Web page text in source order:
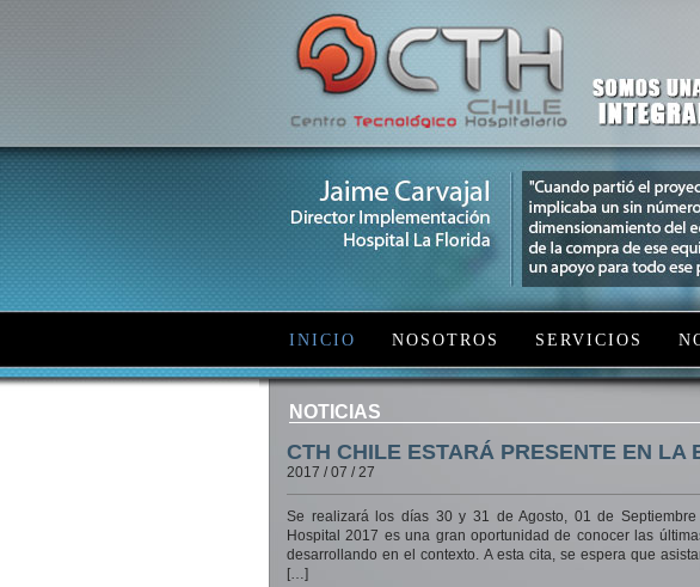
INICIO NOSOTROS SERVICIOS
NOTICIAS
CTH CHILE ESTARÁ PRESENTE EN LA
2017 / 07 / 27
Se realizará los días 30 y 31 de Agosto, 01 de
Hospital 2017 es una gran oportunidad de conocer las
desarrollando en el contexto. A esta cita, se espera que
[…]